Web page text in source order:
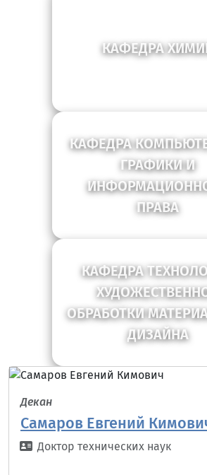
КАФЕДРА
КАФЕДРА
ГРАФИКИ И
ПРАВА
КАФЕДРА
ОБРАБОТКИ
ДИЗАЙНА
Декан
Самаров Евгений
Доктор технических наук